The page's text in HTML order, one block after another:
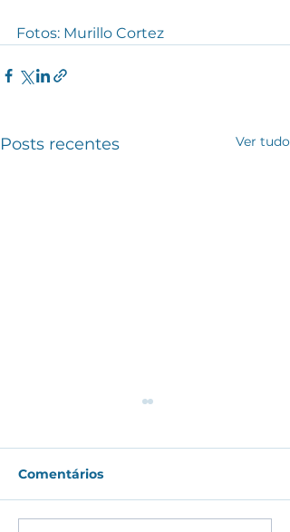
Fotos: Murillo Cortez
Posts recentes Ver tudo
Comentários